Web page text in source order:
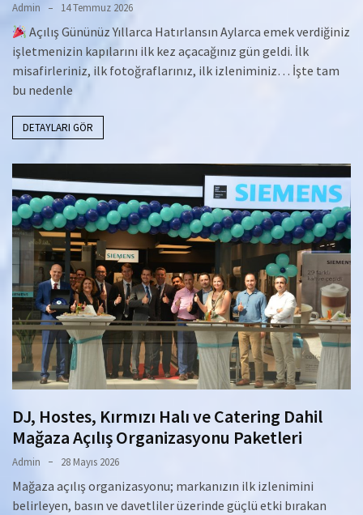
Admin 14 Temmuz 2026
Açılış Gününüz Yıllarca Hatırlansın Aylarca emek verdiğiniz
işletmenizin kapılarını ilk kez açacağınız gün geldi. İlk
misafirleriniz, ilk fotoğraflarınız, ilk izleniminiz… İşte tam
bu nedenle
DETAYLARI GÖR
DJ, Hostes, Kırmızı Halı ve Catering Dahil
Mağaza Açılış Organizasyonu Paketleri
Admin 28 Mayıs 2026
Mağaza açılış organizasyonu; markanızın ilk izlenimini
belirleyen, basın ve davetliler üzerinde güçlü etki bırakan